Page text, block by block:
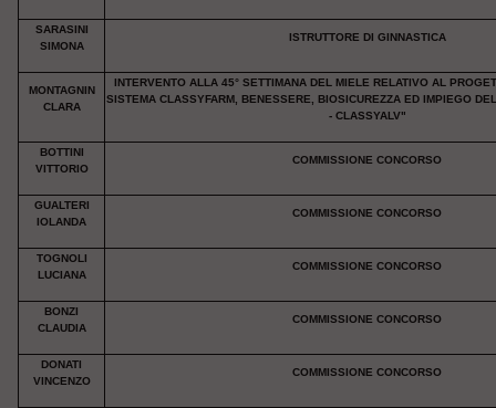
SARASINI
SIMONA
ISTRUTTORE DI GINNASTICA
MONTAGNIN
CLARA
INTERVENTO ALLA 45° SETTIMANA DEL MIELE RELATIVO AL
SISTEMA CLASSYFARM, BENESSERE, BIOSICUREZZA ED IMPIEGO
- CLASSYALV"
BOTTINI
VITTORIO
COMMISSIONE CONCORSO
GUALTERI
IOLANDA
COMMISSIONE CONCORSO
TOGNOLI
LUCIANA
COMMISSIONE CONCORSO
BONZI
CLAUDIA
COMMISSIONE CONCORSO
DONATI
VINCENZO
COMMISSIONE CONCORSO